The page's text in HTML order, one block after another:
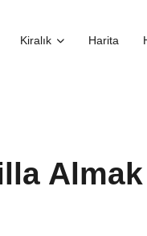
Kiralık Harita